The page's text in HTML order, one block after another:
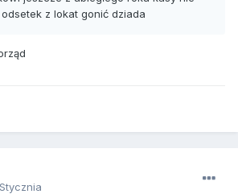
z lokat gonić dziada